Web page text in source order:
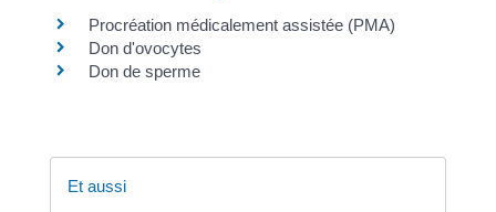
Procréation médicalement assistée (PMA)
Don d'ovocytes
Don de sperme
Et aussi